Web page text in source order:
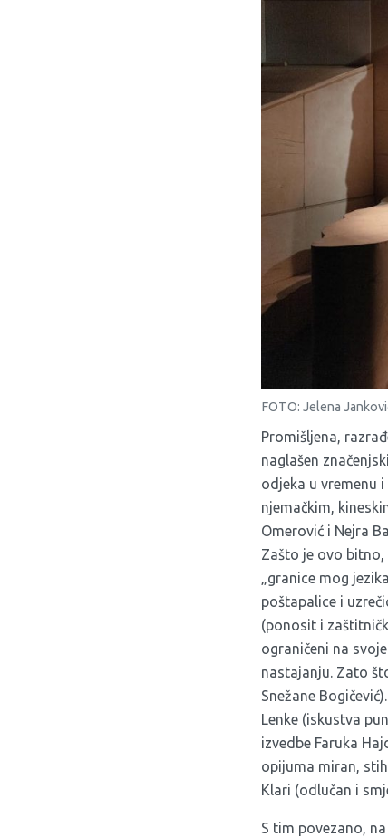
FOTO: Jelena
Promišljena,
naglašen
odjeka u vremenu
njemačkim,
Omerović i Nejra
Zašto je ovo
„granice mog
poštapalice i
(ponosit i
ograničeni na
nastajanju. Zato
Snežane
Lenke (iskustva
izvedbe Faruka
opijuma miran,
Klari (odlučan i
S tim povezano,